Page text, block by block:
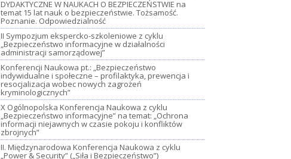
DYDAKTYCZNE W NAUKACH O BEZPIECZEŃSTWIE na
temat 15 lat nauk o bezpieczeństwie. Tożsamość.
Poznanie. Odpowiedzialność
II Sympozjum ekspercko-szkoleniowe z cyklu
„Bezpieczeństwo informacyjne w działalności
administracji samorządowej”
Konferencji Naukowa pt.: „Bezpieczeństwo
indywidualne i społeczne – profilaktyka, prewencja i
resocjalizacja wobec nowych zagrożeń
kryminologicznych”
X Ogólnopolska Konferencja Naukowa z cyklu
„Bezpieczeństwo informacyjne” na temat: „Ochrona
informacji niejawnych w czasie pokoju i konfliktów
zbrojnych”
II. Międzynarodowa Konferencja Naukowa z cyklu
„Power & Security” („Siła i Bezpieczeństwo”)